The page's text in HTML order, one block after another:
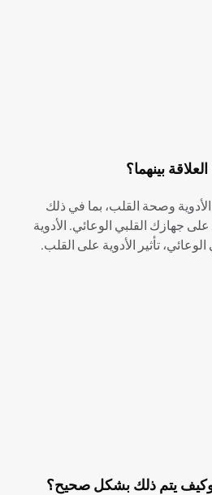
بينهما؟
وصحة القلب، بما في ذلك
على جهازك القلبي الوعائي. الأدوية
تأثير الأدوية على القلب.
وكيف يتم ذلك بشكل صحيح؟